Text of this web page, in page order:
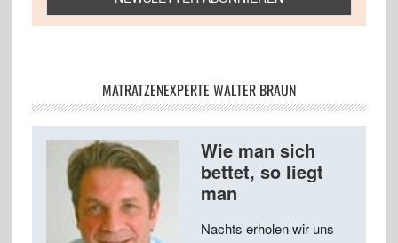
MATRATZENEXPERTE WALTER BRAUN
Wie man sich
bettet, so liegt
man
Nachts erholen wir uns